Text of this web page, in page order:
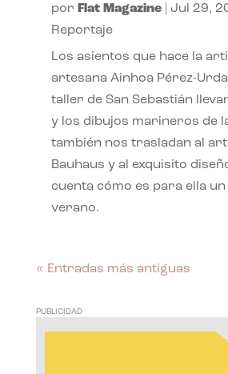
por Flat Magazine| Jul 29,
Reportaje
Los asientos que hace la
artesana Ainhoa Pérez-
taller de San Sebastián
y los dibujos marineros de
también nos trasladan al
Bauhaus y al exquisito
cuenta cómo es para ella un
verano.
« Entradas más antiguas
PUBLICIDAD